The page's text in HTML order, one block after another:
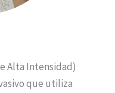
Alta Intensidad)
que utiliza